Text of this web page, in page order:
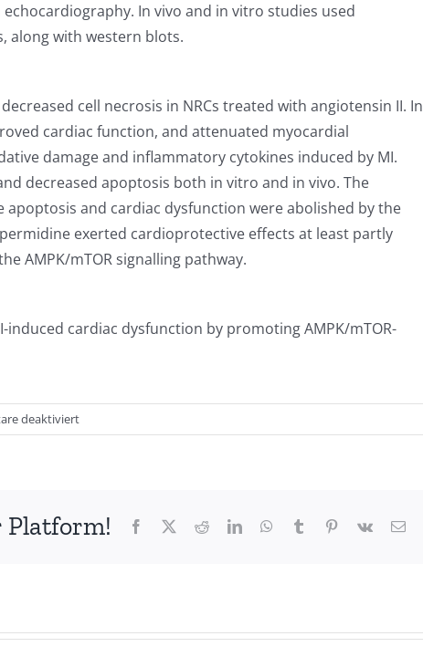
In vivo and in vitro studies used
along with western blots.
cell necrosis in NRCs treated with angiotensin II. In
cardiac function, and attenuated myocardial
damage and inflammatory cytokines induced by MI.
decreased apoptosis both in vitro and in vivo. The
and cardiac dysfunction were abolished by the
exerted cardioprotective effects at least partly
AMPK/mTOR signalling pathway.
cardiac dysfunction by promoting AMPK/mTOR-
deaktiviertfür
Studie:
verbessern
Platform! Facebook RedditLinkedInWhatsApp
Tumblr Pinterest
Vk
E-